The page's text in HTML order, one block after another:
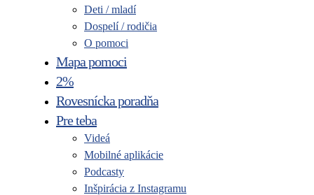
Deti / mladí
Dospelí / rodičia
O pomoci
Mapa pomoci
2%
Rovesnícka poradňa
Pre teba
Videá
Mobilné aplikácie
Podcasty
Inšpirácia z Instagramu